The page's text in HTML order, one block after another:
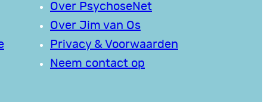
Over PsychoseNet
Over Jim van Os
Privacy & Voorwaarden
Neem contact op